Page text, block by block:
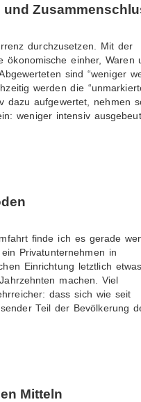
durchzusetzen. Mit der
ökonomische einher, Waren
sind “weniger
werden die
dazu aufgewertet, nehmen
weniger intensiv
finde ich es gerade
Privatunternehmen in
Einrichtung letztlich
machen. Viel
dass sich wie seit
Teil der Bevölkerung
Mitteln